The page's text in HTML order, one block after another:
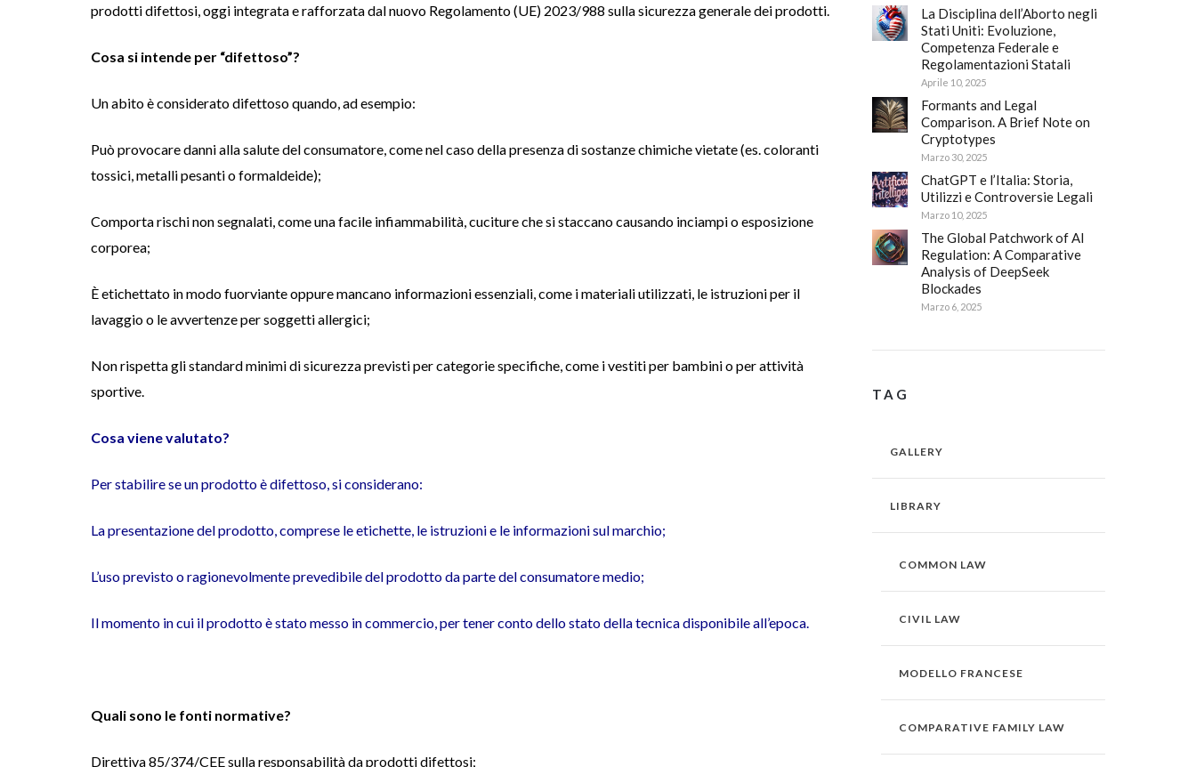
prodotti difettosi, oggi integrata e rafforzata dal nuovo Regolamento (UE) 2023/988 sulla sicurezza generale dei prodotti.
Cosa si intende per “difettoso”?
Un abito è considerato difettoso quando, ad esempio:
Può provocare danni alla salute del consumatore, come nel caso della presenza di sostanze chimiche vietate (es. coloranti
tossici, metalli pesanti o formaldeide);
Comporta rischi non segnalati, come una facile infiammabilità, cuciture che si staccano causando inciampi o esposizione
corporea;
È etichettato in modo fuorviante oppure mancano informazioni essenziali, come i materiali utilizzati, le istruzioni per il
lavaggio o le avvertenze per soggetti allergici;
Non rispetta gli standard minimi di sicurezza previsti per categorie specifiche, come i vestiti per bambini o per attività
sportive.
Cosa viene valutato?
Per stabilire se un prodotto è difettoso, si considerano:
La presentazione del prodotto, comprese le etichette, le istruzioni e le informazioni sul marchio;
L’uso previsto o ragionevolmente prevedibile del prodotto da parte del consumatore medio;
Il momento in cui il prodotto è stato messo in commercio, per tener conto dello stato della tecnica disponibile all’epoca.
Quali sono le fonti normative?
Direttiva 85/374/CEE sulla responsabilità da prodotti difettosi;
La Disciplina dell’Aborto negli
Stati Uniti: Evoluzione,
Competenza Federale e
Regolamentazioni Statali
Aprile 10, 2025
Formants and Legal
Comparison. A Brief Note on
Cryptotypes
Marzo 30, 2025
ChatGPT e l’Italia: Storia,
Utilizzi e Controversie Legali
Marzo 10, 2025
The Global Patchwork of AI
Regulation: A Comparative
Analysis of DeepSeek
Blockades
Marzo 6, 2025
TAG
GALLERY
LIBRARY
COMMON LAW
CIVIL LAW
MODELLO FRANCESE
COMPARATIVE FAMILY LAW